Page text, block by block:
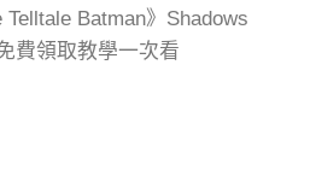
Telltale Batman》Shadows
費領取教學一次看